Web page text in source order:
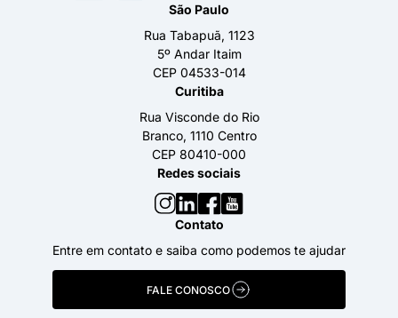
São Paulo
Rua Tabapuã, 1123
5º Andar Itaim
CEP 04533-014
Curitiba
Rua Visconde do Rio
Branco, 1110 Centro
CEP 80410-000
Redes sociais
Contato
Entre em contato e saiba como podemos te ajudar
FALE CONOSCO